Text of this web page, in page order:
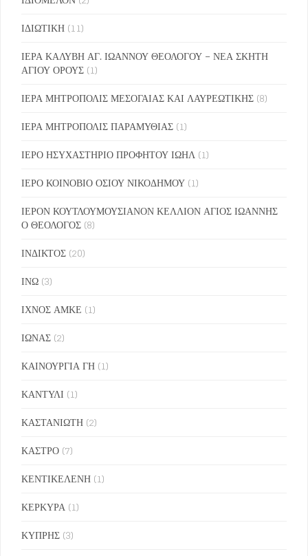
ΙΔΙΩΤΙΚΗ (11)
ΙΕΡΑ ΚΑΛΥΒΗ ΑΓ. ΙΩΑΝΝΟΥ ΘΕΟΛΟΓΟΥ – ΝΕΑ ΣΚΗΤΗ
ΑΓΙΟΥ ΟΡΟΥΣ (1)
ΙΕΡΑ ΜΗΤΡΟΠΟΛΙΣ ΜΕΣΟΓΑΙΑΣ ΚΑΙ ΛΑΥΡΕΩΤΙΚΗΣ (8)
ΙΕΡΑ ΜΗΤΡΟΠΟΛΙΣ ΠΑΡΑΜΥΘΙΑΣ (1)
ΙΕΡΟ ΗΣΥΧΑΣΤΗΡΙΟ ΠΡΟΦΗΤΟΥ ΙΩΗΛ (1)
ΙΕΡΟ ΚΟΙΝΟΒΙΟ ΟΣΙΟΥ ΝΙΚΟΔΗΜΟΥ (1)
ΙΕΡΟΝ ΚΟΥΤΛΟΥΜΟΥΣΙΑΝΟΝ ΚΕΛΛΙΟΝ ΑΓΙΟΣ ΙΩΑΝΝΗΣ
Ο ΘΕΟΛΟΓΟΣ (8)
ΙΝΔΙΚΤΟΣ (20)
ΙΝΩ (3)
ΙΧΝΟΣ ΑΜΚΕ (1)
ΙΩΝΑΣ (2)
ΚΑΙΝΟΥΡΓΙΑ ΓΗ (1)
ΚΑΝΤΥΛΙ (1)
ΚΑΣΤΑΝΙΩΤΗ (2)
ΚΑΣΤΡΟ (7)
ΚΕΝΤΙΚΕΛΕΝΗ (1)
ΚΕΡΚΥΡΑ (1)
ΚΥΠΡΗΣ (3)